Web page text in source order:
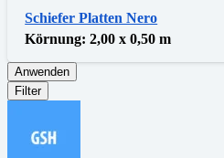
Schiefer Platten Nero
Körnung:2,00 x 0,50 m
Anwenden
Filter